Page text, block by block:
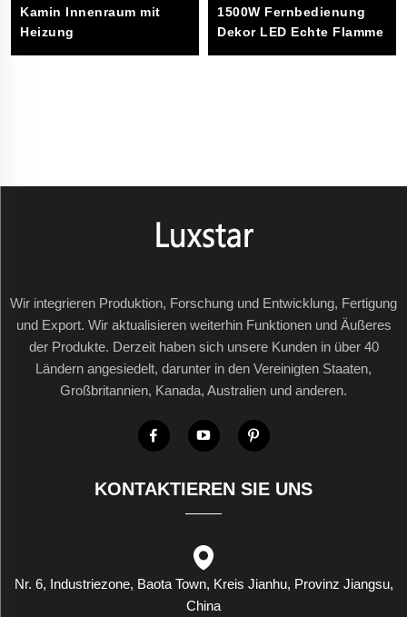
Kamin Innenraum mit
Heizung
1500W Fernbedienung
Dekor LED Echte Flamme
Wir integrieren Produktion, Forschung und Entwicklung, Fertigung
und Export. Wir aktualisieren weiterhin Funktionen und Äußeres
der Produkte. Derzeit haben sich unsere Kunden in über 40
Ländern angesiedelt, darunter in den Vereinigten Staaten,
Großbritannien, Kanada, Australien und anderen.
KONTAKTIEREN SIE UNS
Nr. 6, Industriezone, Baota Town, Kreis Jianhu, Provinz Jiangsu,
China